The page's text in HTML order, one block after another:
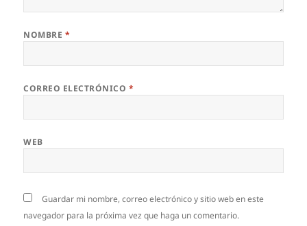
NOMBRE *
CORREO ELECTRÓNICO *
WEB
Guardar mi nombre, correo electrónico y sitio web en este
navegador para la próxima vez que haga un comentario.